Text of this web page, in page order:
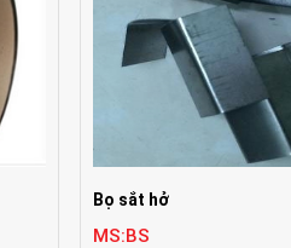
Bọ sắt hở
MS:BS